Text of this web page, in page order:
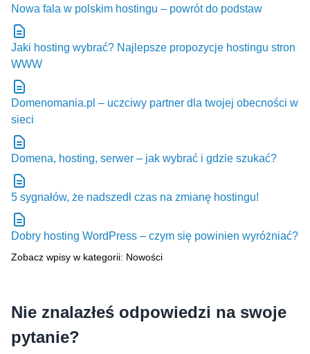
Nowa fala w polskim hostingu – powrót do podstaw
Jaki hosting wybrać? Najlepsze propozycje hostingu stron
WWW
Domenomania.pl – uczciwy partner dla twojej obecności w
sieci
Domena, hosting, serwer – jak wybrać i gdzie szukać?
5 sygnałów, że nadszedł czas na zmianę hostingu!
Dobry hosting WordPress – czym się powinien wyróżniać?
Zobacz wpisy w kategorii: Nowości
Nie znalazłeś odpowiedzi na swoje
pytanie?